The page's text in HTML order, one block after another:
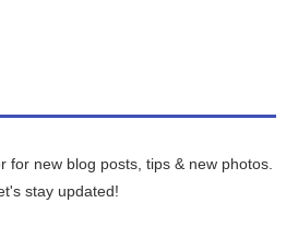
for new blog posts, tips & new photos.
stay updated!